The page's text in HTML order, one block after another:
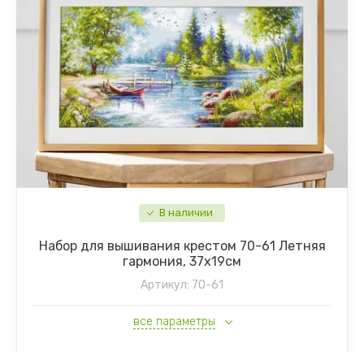
В наличии
Набор для вышивания крестом 70-61 Летняя
гармония, 37х19см
Артикул: 70-61
все параметры